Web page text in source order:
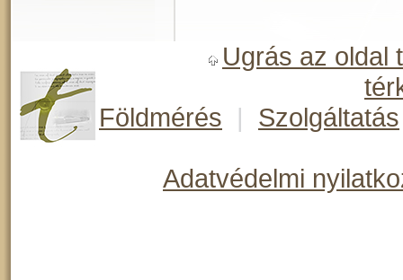
Ugrás az oldal
Földmérés
| Szolgáltatás
Adatvédelmi